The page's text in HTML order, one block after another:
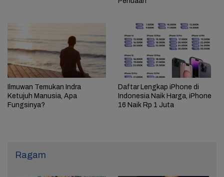
Ilmuwan Temukan Indra
Ketujuh Manusia, Apa
Fungsinya?
Daftar Lengkap iPhone di
Indonesia Naik Harga, iPhone
16 Naik Rp 1 Juta
Ragam